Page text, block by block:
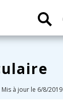
Mis à jour le 6/8/2019